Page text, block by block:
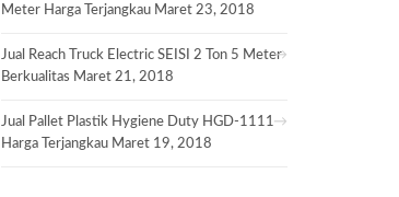
Meter Harga Terjangkau Maret 23, 2018
Jual Reach Truck Electric SEISI 2 Ton 5 Meter
Berkualitas Maret 21, 2018
Jual Pallet Plastik Hygiene Duty HGD-1111
Harga Terjangkau Maret 19, 2018